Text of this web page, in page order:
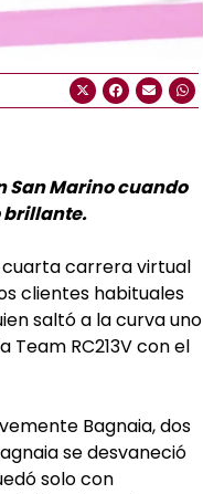
San Marino cuando
brillante.
cuarta carrera virtual
clientes habituales
saltó a la curva uno
Team RC213V con el
Bagnaia, dos
se desvaneció
solo con